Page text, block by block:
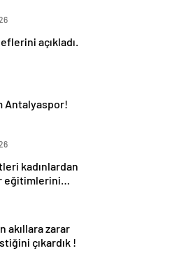
açıkladı.
Antalyaspor!
kadınlardan
eğitimlerini
akıllara zarar
çıkardık !